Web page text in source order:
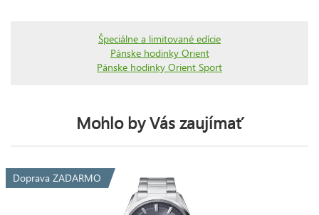
Špeciálne a limitované edície
Pánske hodinky Orient
Pánske hodinky Orient Sport
Mohlo by Vás zaujímať
Doprava ZADARMO